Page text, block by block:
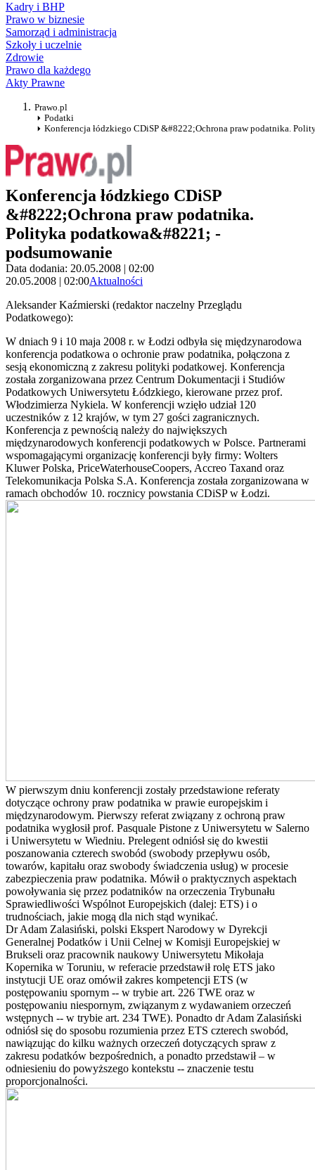
Kadry i BHP
Prawo w biznesie
Samorząd i administracja
Szkoły i uczelnie
Zdrowie
Prawo dla każdego
Akty Prawne
Prawo.pl
Podatki
Konferencja łódzkiego CDiSP &#8222;Ochrona praw podatnika.
Konferencja łódzkiego CDiSP
&#8222;Ochrona praw podatnika.
Polityka podatkowa&#8221; -
podsumowanie
Data dodania: 20.05.2008 | 02:00
20.05.2008 | 02:00Aktualności
Aleksander Kaźmierski (redaktor naczelny Przeglądu
Podatkowego):
W dniach 9 i 10 maja 2008 r. w Łodzi odbyła się międzynarodowa
konferencja podatkowa o ochronie praw podatnika, połączona z
sesją ekonomiczną z zakresu polityki podatkowej. Konferencja
została zorganizowana przez Centrum Dokumentacji i Studiów
Podatkowych Uniwersytetu Łódzkiego, kierowane przez prof.
Włodzimierza Nykiela. W konferencji wzięło udział 120
uczestników z 12 krajów, w tym 27 gości zagranicznych.
Konferencja z pewnością należy do największych
międzynarodowych konferencji podatkowych w Polsce. Partnerami
wspomagającymi organizację konferencji były firmy: Wolters
Kluwer Polska, PriceWaterhouseCoopers, Accreo Taxand oraz
Telekomunikacja Polska S.A. Konferencja została zorganizowana w
ramach obchodów 10. rocznicy powstania CDiSP w Łodzi.
W pierwszym dniu konferencji zostały przedstawione referaty
dotyczące ochrony praw podatnika w prawie europejskim i
międzynarodowym. Pierwszy referat związany z ochroną praw
podatnika wygłosił prof. Pasquale Pistone z Uniwersytetu w Salerno
i Uniwersytetu w Wiedniu. Prelegent odniósł się do kwestii
poszanowania czterech swobód (swobody przepływu osób,
towarów, kapitału oraz swobody świadczenia usług) w procesie
zabezpieczenia praw podatnika. Mówił o praktycznych aspektach
powoływania się przez podatników na orzeczenia Trybunału
Sprawiedliwości Wspólnot Europejskich (dalej: ETS) i o
trudnościach, jakie mogą dla nich stąd wynikać.
Dr Adam Zalasiński, polski Ekspert Narodowy w Dyrekcji
Generalnej Podatków i Unii Celnej w Komisji Europejskiej w
Brukseli oraz pracownik naukowy Uniwersytetu Mikołaja
Kopernika w Toruniu, w referacie przedstawił rolę ETS jako
instytucji UE oraz omówił zakres kompetencji ETS (w
postępowaniu spornym -- w trybie art. 226 TWE oraz w
postępowaniu niespornym, związanym z wydawaniem orzeczeń
wstępnych -- w trybie art. 234 TWE). Ponadto dr Adam Zalasiński
odniósł się do sposobu rozumienia przez ETS czterech swobód,
nawiązując do kilku ważnych orzeczeń dotyczących spraw z
zakresu podatków bezpośrednich, a ponadto przedstawił – w
odniesieniu do powyższego kontekstu -- znaczenie testu
proporcjonalności.